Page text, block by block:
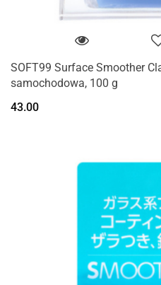
SOFT99 Surface Smoother
samochodowa, 100 g
43.00